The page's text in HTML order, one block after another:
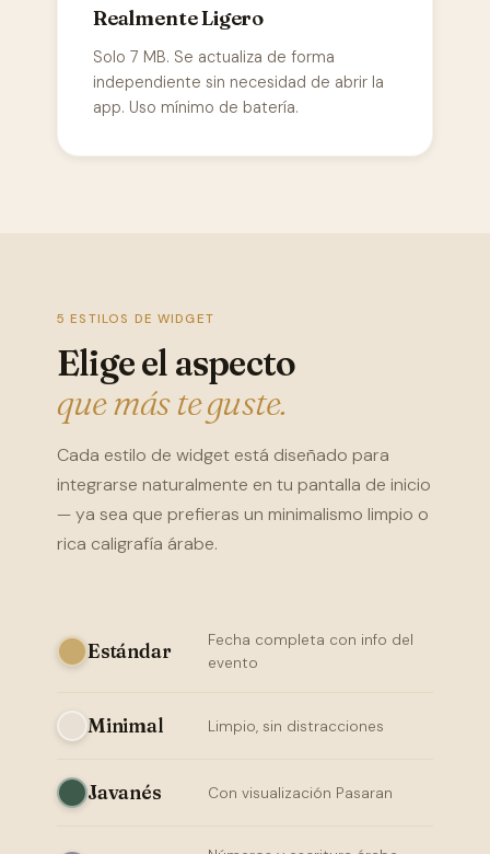
Realmente Ligero
Solo 7 MB. Se actualiza de forma
independiente sin necesidad de abrir la
app. Uso mínimo de batería.
5 ESTILOS DE WIDGET
Elige el aspecto
que más te guste.
Cada estilo de widget está diseñado para
integrarse naturalmente en tu pantalla de inicio
— ya sea que prefieras un minimalismo limpio o
rica caligrafía árabe.
Estándar
Fecha completa con info del
evento
Minimal Limpio, sin distracciones
Javanés Con visualización Pasaran